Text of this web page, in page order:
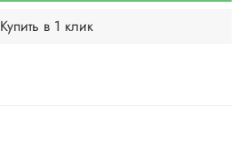
Купить в 1 клик